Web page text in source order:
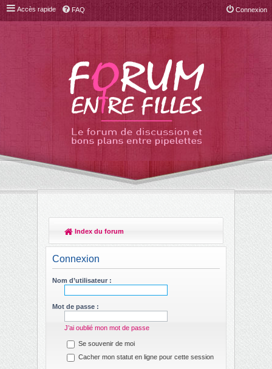
Accès rapide FAQ Connexion
Index du forum
ec
Connexion
Nom d’utilisateur :
Mot de passe :
J’ai oublié mon mot de passe
Se souvenir de moi
Cacher mon statut en ligne pour cette session